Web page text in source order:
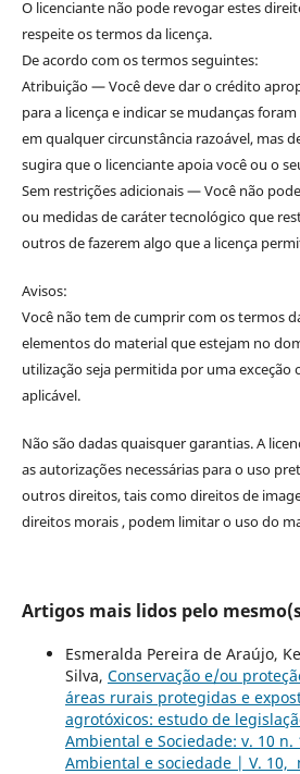
O licenciante não pode revogar estes
respeite os termos da licença.
De acordo com os termos seguintes:
Atribuição — Você deve dar o crédito
para a licença e indicar se mudanças
em qualquer circunstância razoável, mas
sugira que o licenciante apoia você ou o
Sem restrições adicionais — Você não
ou medidas de caráter tecnológico que
outros de fazerem algo que a licença
Avisos:
Você não tem de cumprir com os termos
elementos do material que estejam no
utilização seja permitida por uma exceção
aplicável.
Não são dadas quaisquer garantias. A
as autorizações necessárias para o uso
outros direitos, tais como direitos de
direitos morais , podem limitar o uso do
Artigos mais lidos pelo
Esmeralda Pereira de Araújo,
Silva, Conservação e/ou
áreas rurais protegidas e
agrotóxicos: estudo de
Ambiental e Sociedade: v. 10 n.
Ambiental e sociedade | V. 10,